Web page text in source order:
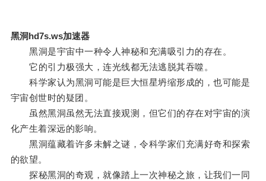
黑洞hd7s.ws加速器
黑洞是宇宙中一种令人神秘和充满吸引力的存在。
它的引力极强大，连光线都无法逃脱其吞噬。
科学家认为黑洞可能是巨大恒星坍缩形成的，也可能是
宇宙创世时的疑团。
虽然黑洞虽然无法直接观测，但它们的存在对宇宙的演
化产生着深远的影响。
黑洞蕴藏着许多未解之谜，令科学家们充满好奇和探索
的欲望。
探秘黑洞的奇观，就像踏上一次神秘之旅，让我们一同